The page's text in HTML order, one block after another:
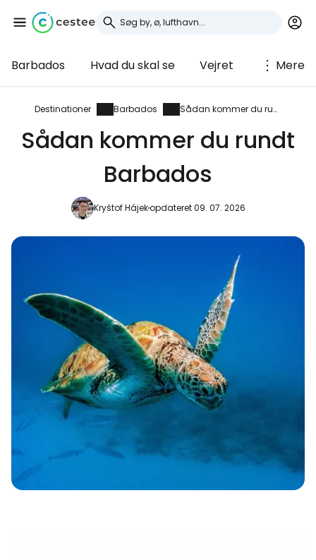
Barbados Hvad du skal se Vejret Mere
Destinationer Barbados Sådan kommer du rundt
Sådan kommer du rundt
Barbados
Kryštof Hájekopdateret 09. 07. 2026
Log ind på Cestee
... det verdensomspændende
rejsefællesskab
Fortsæt med Google